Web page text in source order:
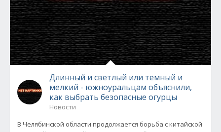
Длинный и светлый или темный и
мелкий - южноуральцам объяснили,
как выбрать безопасные огурцы
Новости
В Челябинской области продолжается борьба с китайской